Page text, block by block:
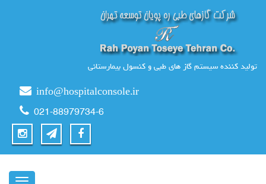
تولید کننده سیستم گاز های طبی و کنسول بیمارستانی
info@hospitalconsole.ir
021-88979734-6